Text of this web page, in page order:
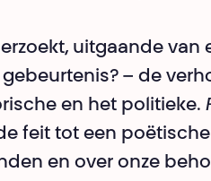
uitgaande van
gebeurtenis? – de
en het politieke.
feit tot een
en over onze